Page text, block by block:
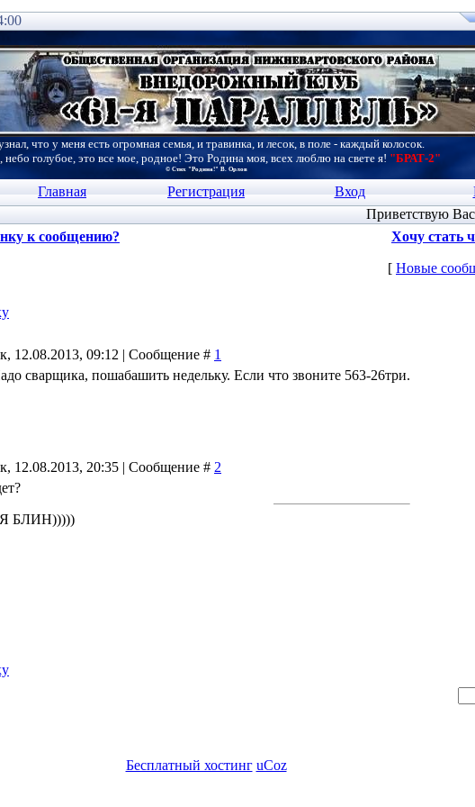
что у меня есть огромная семья, и травинка, и лесок, в поле - каждый колосок.
небо голубое, это все мое, родное! Это Родина моя, всех люблю на свете я! "БРАТ-2"
© Стих "Родина!" В. Орлов
Главная Регистрация Вход
Приветствую Вас
к сообщению?
Хочу стать
[ Новые
12.08.2013, 09:12 | Сообщение # 1
сварщика, пошабашить недельку. Если что звоните 563-26три.
12.08.2013, 20:35 | Сообщение # 2
БЛИН)))))
Бесплатный хостинг uCoz